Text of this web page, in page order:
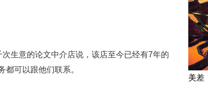
生意的论文中介店说，该店至今已经有7年的
都可以跟他们联系。
美差